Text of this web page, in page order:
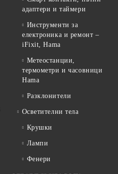
адаптери и таймери
Инструменти за
електроника и ремонт –
iFixit, Hama
Метеостанции,
термометри и часовници
Hama
Разклонители
Осветителни тела
Крушки
Лампи
Фенери